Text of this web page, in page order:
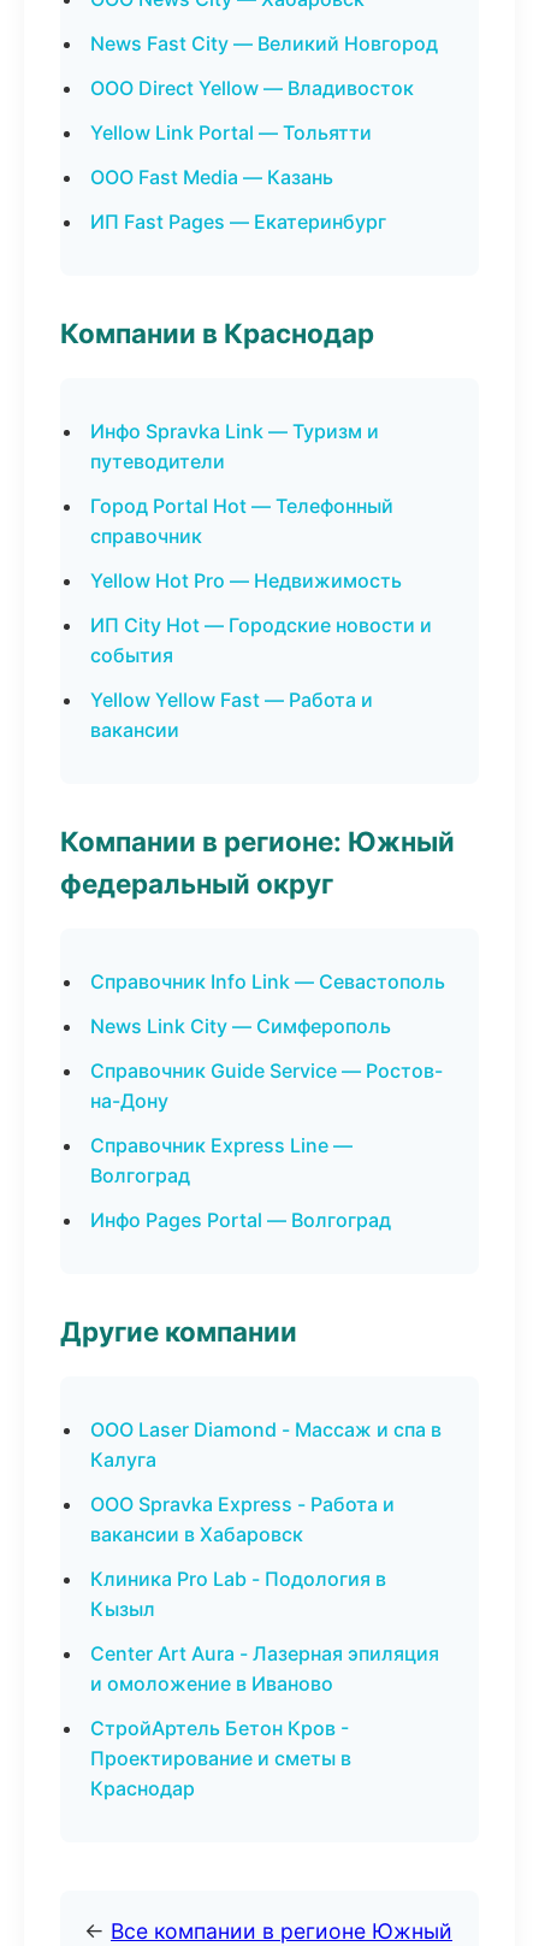
News Fast City — Великий Новгород
ООО Direct Yellow — Владивосток
Yellow Link Portal — Тольятти
ООО Fast Media — Казань
ИП Fast Pages — Екатеринбург
Компании в Краснодар
Инфо Spravka Link — Туризм и
путеводители
Город Portal Hot — Телефонный
справочник
Yellow Hot Pro — Недвижимость
ИП City Hot — Городские новости и
события
Yellow Yellow Fast — Работа и
вакансии
Компании в регионе: Южный
федеральный округ
Справочник Info Link — Севастополь
News Link City — Симферополь
Справочник Guide Service — Ростов-
на-Дону
Справочник Express Line —
Волгоград
Инфо Pages Portal — Волгоград
Другие компании
ООО Laser Diamond - Массаж и спа в
Калуга
ООО Spravka Express - Работа и
вакансии в Хабаровск
Клиника Pro Lab - Подология в
Кызыл
Center Art Aura - Лазерная эпиляция
и омоложение в Иваново
СтройАртель Бетон Кров -
Проектирование и сметы в
Краснодар
← Все компании в регионе Южный